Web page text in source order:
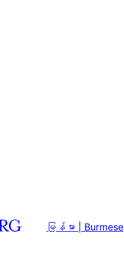
မြန်မာ | Burmese